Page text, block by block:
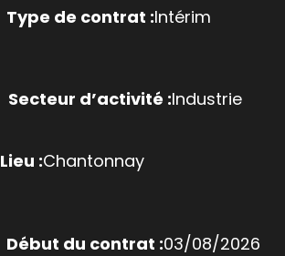
Type de contrat :Intérim
Secteur d’activité :Industrie
Lieu :Chantonnay
Début du contrat :03/08/2026